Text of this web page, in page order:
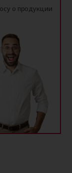
о продукции